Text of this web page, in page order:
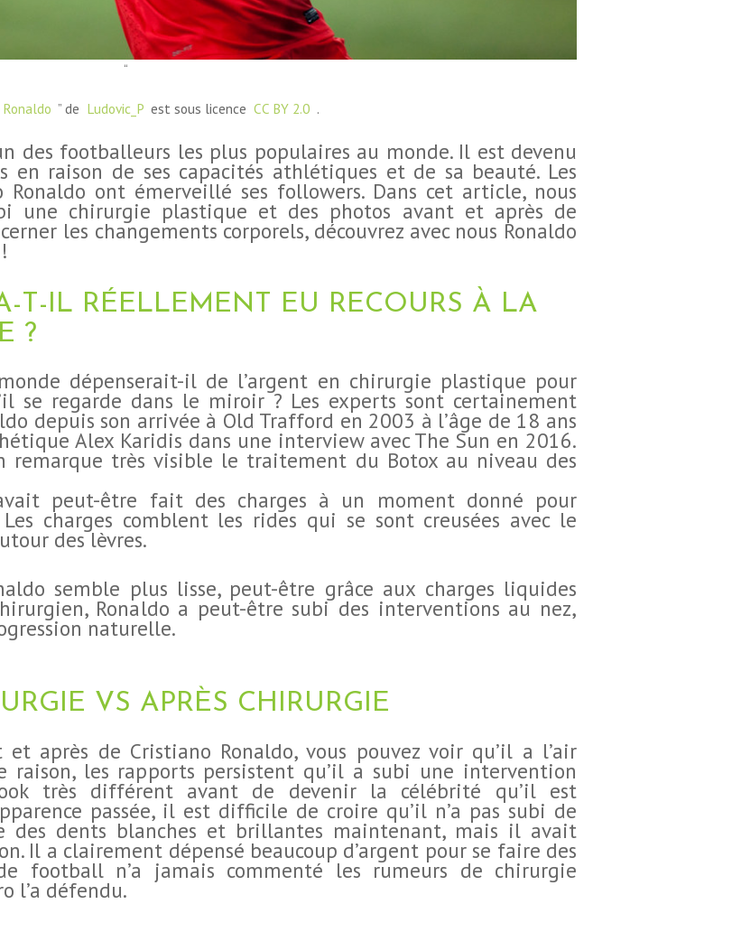
“
” de Ludovic_Pest sous licence CC BY 2.0.
des footballeurs les plus populaires au monde. Il est devenu
en raison de ses capacités athlétiques et de sa beauté. Les
ont émerveillé ses followers. Dans cet article, nous
une chirurgie plastique et des photos avant et après de
les changements corporels, découvrez avec nous Ronaldo
T-IL RÉELLEMENT EU RECOURS À LA
?
dépenserait-il de l’argent en chirurgie plastique pour
se regarde dans le miroir ? Les experts sont certainement
depuis son arrivée à Old Trafford en 2003 à l’âge de 18 ans
Alex Karidis dans une interview avec The Sun en 2016.
remarque très visible le traitement du Botox au niveau des
peut-être fait des charges à un moment donné pour
charges comblent les rides qui se sont creusées avec le
des lèvres.
semble plus lisse, peut-être grâce aux charges liquides
Ronaldo a peut-être subi des interventions au nez,
naturelle.
VS APRÈS CHIRURGIE
après de Cristiano Ronaldo, vous pouvez voir qu’il a l’air
raison, les rapports persistent qu’il a subi une intervention
très différent avant de devenir la célébrité qu’il est
passée, il est difficile de croire qu’il n’a pas subi de
des dents blanches et brillantes maintenant, mais il avait
Il a clairement dépensé beaucoup d’argent pour se faire des
football n’a jamais commenté les rumeurs de chirurgie
l’a défendu.